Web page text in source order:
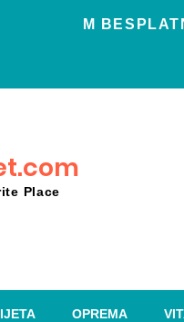
Μ
Place
OPREMA